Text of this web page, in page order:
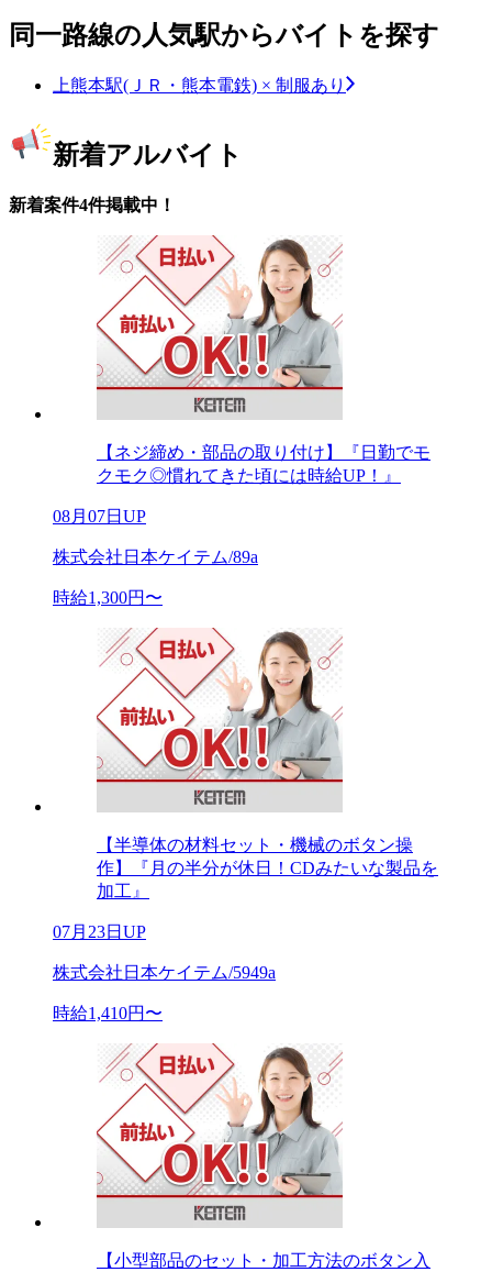
同一路線の人気駅からバイトを探す
上熊本駅(ＪＲ・熊本電鉄) × 制服あり
新着アルバイト
新着案件4件掲載中！
【ネジ締め・部品の取り付け】『日勤でモ
クモク◎慣れてきた頃には時給UP！』
08月07日UP
株式会社日本ケイテム/89a
時給1,300円〜
【半導体の材料セット・機械のボタン操
作】『月の半分が休日！CDみたいな製品を
加工』
07月23日UP
株式会社日本ケイテム/5949a
時給1,410円〜
【小型部品のセット・加工方法のボタン入